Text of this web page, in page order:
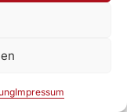
Impressum